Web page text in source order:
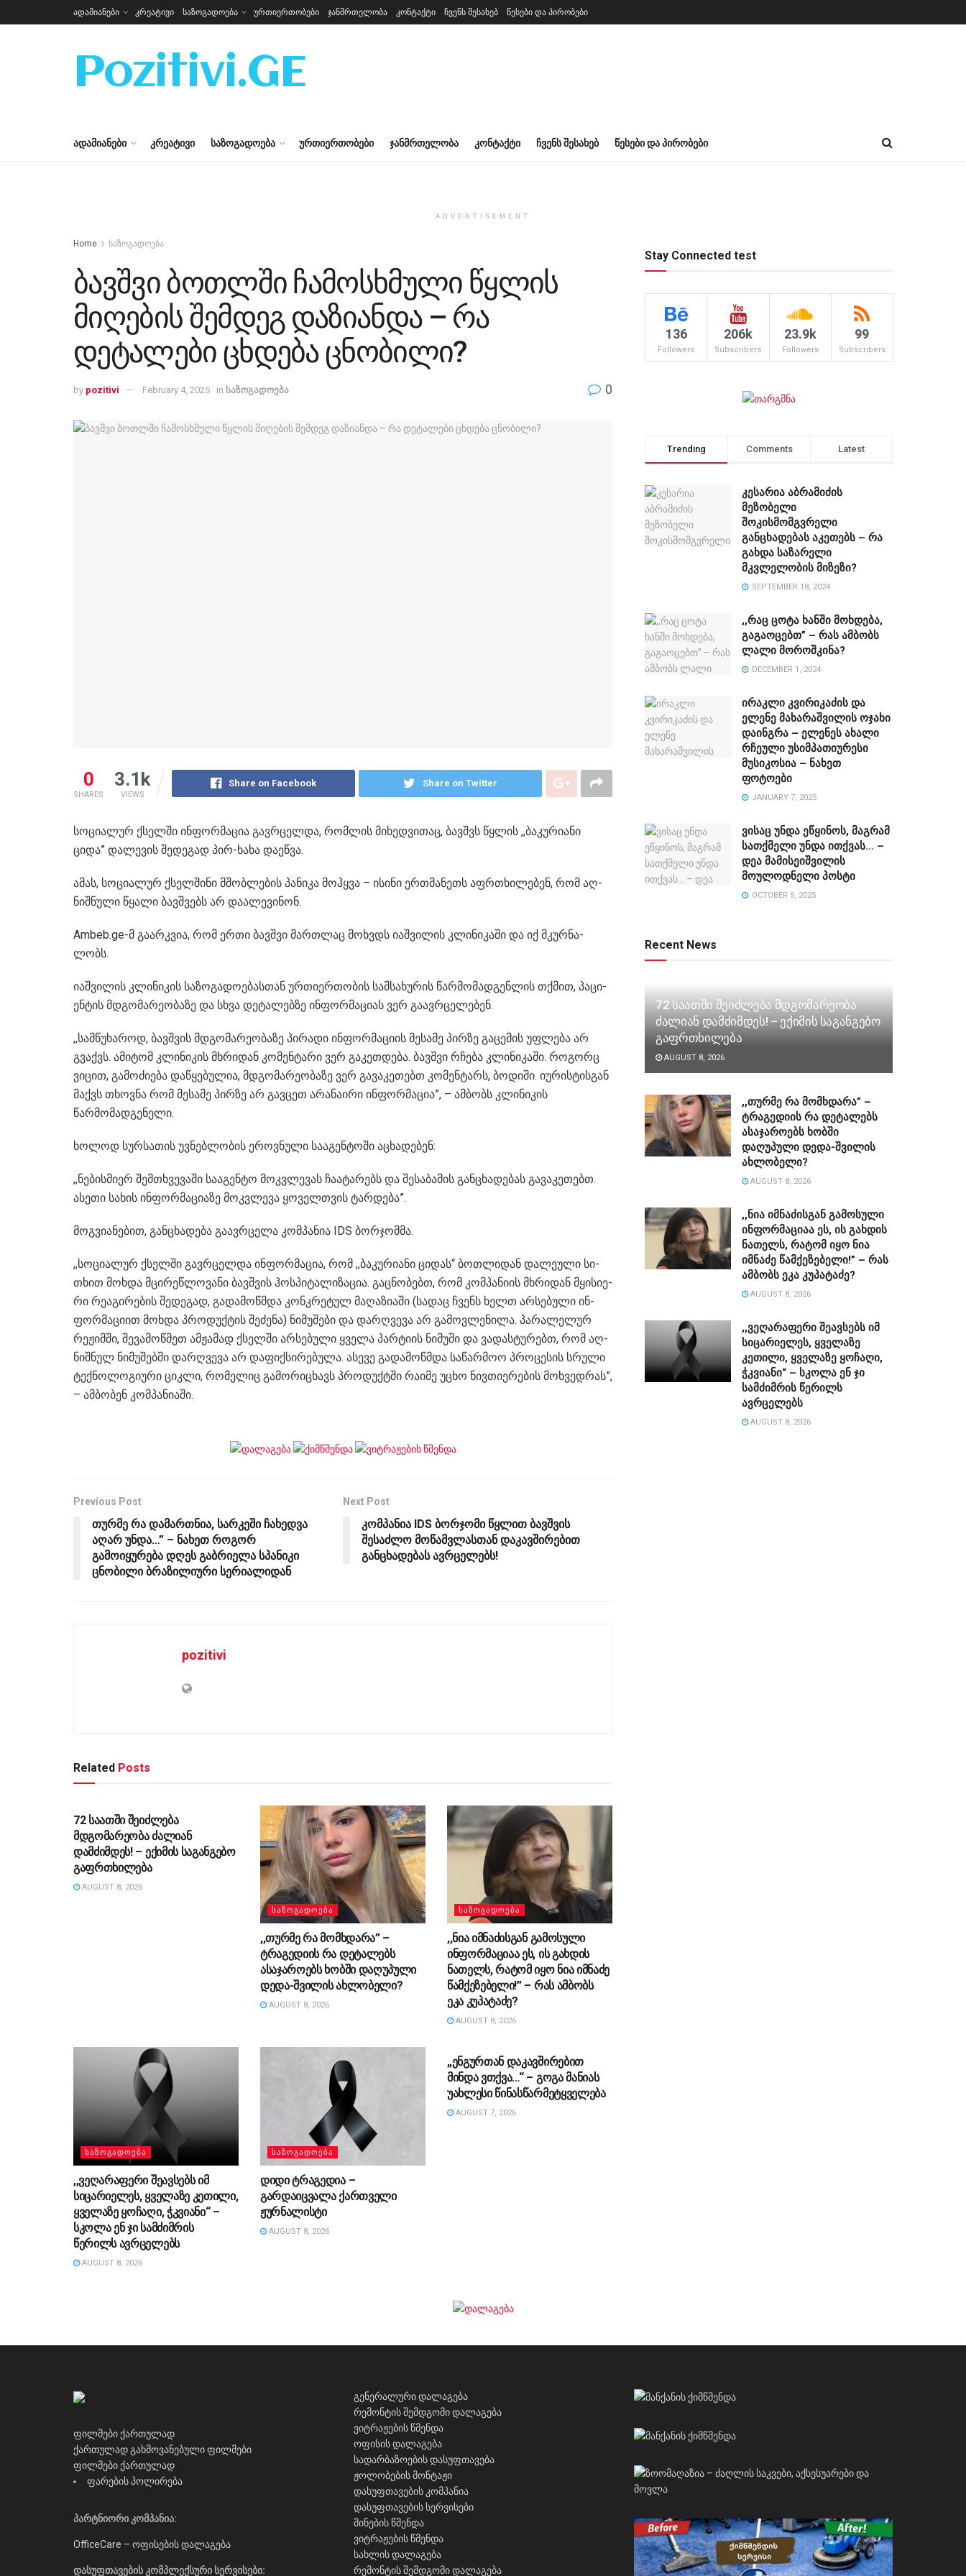
ადამიანები კრეატივი საზოგადოება ურთიერთობები ჯანმრთელობა კონტაქტი ჩვენს შესახებ წესები და პირობები
Pozitivi.GE
ᲐᲓᲐᲛᲘᲐᲜᲔᲑᲘ ᲙᲠᲔᲐᲢᲘᲕᲘ ᲡᲐᲖᲝᲒᲐᲓᲝᲔᲑᲐ ᲣᲠᲗᲘᲔᲠᲗᲝᲑᲔᲑᲘ ᲯᲐᲜᲛᲠᲗᲔᲚᲝᲑᲐ ᲙᲝᲜᲢᲐᲥᲢᲘ ᲩᲕᲔᲜᲡ ᲨᲔᲡᲐᲮᲔᲑ ᲬᲔᲡᲔᲑᲘ ᲓᲐ ᲞᲘᲠᲝᲑᲔᲑᲘ
ADVERTISEMENT
Home საზოგადოება
ბავშვი ბოთლში ჩამოსხმული წყლის
მიღების შემდეგ დაზიანდა – რა
დეტალები ცხდება ცნობილი?
by pozitivi February 4, 2025 in საზოგადოება 0
0
SHARES
3.1k
VIEWS
Share on Facebook Share on Twitter
სო­ცი­ა­ლურ ქსელ­ში ინფორმაცია გავ­რცელ­და, რომლის მიხედვითაც, ბავ­შვს წყლის ,,ბა­კუ­რი­ა­ნი
ციდა” დალევის შედეგად პირ-ხახა დაეწვა.
ამას, სო­ცი­ა­ლურ ქსელ­შინი­ მშობ­ლე­ბის პანიკა მოჰყვა – ისინი ერ­თმა­ნეთს აფრ­თხი­ლე­ბენ, რომ აღ­
ნიშ­ნუ­ლი წყა­ლი ბავ­შვებს არ და­ა­ლე­ვი­ნონ.
Ambeb.ge-მ გაარკვია, რომ ერთი ბავ­შვი მარ­თლაც მოხვდს იაშ­ვი­ლის კლი­ნი­კა­ში და იქ მკურ­ნა­
ლობს.
იაშ­ვი­ლის კლი­ნი­კის სა­ზო­გა­დო­ე­ბას­თან ურ­თი­ერ­თო­ბის სამ­სა­ხუ­რის წარ­მო­მად­გენლის თქმით, ­პა­ცი­
ენ­ტის მდგო­მა­რე­ო­ბა­ზე და სხვა დე­ტა­ლებ­ზე ინფორმაციას ვერ გაავრცელებენ.
,,სამ­წუ­ხა­როდ, ბავ­შვის მდგო­მა­რე­ო­ბა­ზე პი­რა­დი ინ­ფორ­მა­ცი­ის მე­სა­მე პირ­ზე გა­ცე­მის უფ­ლე­ბა არ
გვაქვს. ამი­ტომ კლი­ნი­კის მხრი­დან კო­მენ­ტა­რი ვერ გა­კეთ­დე­ბა. ბავ­შვი რჩე­ბა კლი­ნი­კა­ში. რო­გორც
ვი­ცით, გა­მო­ძი­ე­ბა და­წყე­ბუ­ლია, მდგო­მა­რე­ო­ბა­ზე ვერ გა­ვა­კე­თებთ კო­მენ­ტარს, ბო­დი­ში. იუ­რის­ტის­გან
მაქვს თხოვ­ნა რომ მე­სა­მე პირ­ზე არ გავ­ცეთ არა­ნა­ი­რი ინ­ფორ­მა­ცია”, – ამბობს კლინიკის
წარმომადგენელი.
ხოლოდ სურ­სა­თის უვ­ნებ­ლო­ბის ეროვ­ნუ­ლი სა­ა­გენ­ტოში აცხადებენ:
,,ნე­ბის­მი­ერ შემ­თხვე­ვა­ში სა­ა­გენ­ტო მოკ­ვლე­ვას ჩა­ა­ტა­რებს და შე­სა­ბა­მის გან­ცხა­დე­ბას გა­ვა­კე­თებთ.
ასე­თი სა­ხის ინ­ფორ­მა­ცი­ა­ზე მოკ­ვლე­ვა ყო­ველ­თვის ტარ­დე­ბა”.
მოგვიანებით, განცხადება გაავრცელა კომპანია IDS ბორ­ჯო­მმა.
,,სო­ცი­ა­ლურ ქსელ­ში გავ­რცელ­და ინ­ფორ­მა­ცია, რომ ,,ბა­კუ­რი­ა­ნი ცი­დას“ ბოთ­ლი­დან და­ლე­უ­ლი სი­
თხით მოხ­და მცი­რე­წლო­ვა­ნი ბავ­შვის ჰოს­პი­ტა­ლი­ზა­ცია. გაც­ნო­ბებთ, რომ კომ­პა­ნი­ის მხრი­დან მყი­სი­ე­
რი რე­ა­გი­რე­ბის შე­დე­გად, გა­და­მოწ­მდა კონ­კრე­ტულ მა­ღა­ზი­ა­ში (სა­დაც ჩვენს ხელთ არ­სე­ბუ­ლი ინ­
ფორ­მა­ცი­ით მოხ­და პრო­დუქ­ტის შე­ძე­ნა) ნი­მუ­შე­ბი და დარ­ღვე­ვა არ გა­მოვ­ლე­ნი­ლა. პა­რა­ლე­ლურ
რე­ჟიმ­ში, შე­ვა­მოწ­მეთ ამ­ჟა­მად ქსელ­ში არ­სე­ბუ­ლი ყვე­ლა პარ­ტი­ის ნი­მუ­ში და ვა­დას­ტუ­რებთ, რომ აღ­
ნიშ­ნულ ნი­მუ­შებ­ში დარ­ღვე­ვა არ და­ფიქ­სი­რე­ბუ­ლა. ასე­ვე გა­და­მოწ­მდა სა­წარ­მოო პრო­ცე­სის სრუ­ლი
ტექ­ნო­ლო­გი­უ­რი ციკ­ლი, რო­მე­ლიც გა­მო­რი­ცხავს პრო­დუქ­ტში რა­ი­მე უცხო ნივ­თი­ე­რე­ბის მოხ­ვედ­რას”,
– ამბობენ კომპანიაში.
Previous Post
თურმე რა დამართნია, სარკეში ჩახედვა
აღარ უნდა…” – ნახეთ როგორ
გამოიყურება დღეს გაბრიელა სპანიკი
ცნობილი ბრაზილიური სერიალიდან
Next Post
კომპანია IDS ბორჯომი წყლით ბავშვის
შესაძლო მოწამვლასთან დაკავშირებით
განცხადებას ავრცელებს!
pozitivi
Related Posts
72 საათში შეიძლება
მდგომარეობა ძალიან
დამძიმდეს! – ექიმის საგანგებო
გაფრთხილება
AUGUST 8, 2026
ᲡᲐᲖᲝᲒᲐᲓᲝᲔᲑᲐ
,,თურმე რა მომხდარა” –
ტრაგედიის რა დეტალებს
ასაჯაროებს ხობში დაღუპული
დედა-შვილის ახლობელი?
AUGUST 8, 2026
ᲡᲐᲖᲝᲒᲐᲓᲝᲔᲑᲐ
,,ნია იმნაძისგან გამოსული
ინფორმაციაა ეს, ის გახდის
ნათელს, რატომ იყო ნია იმნაძე
წამქეზებელი!” – რას ამბობს
ეკა კუპატაძე?
AUGUST 8, 2026
ᲡᲐᲖᲝᲒᲐᲓᲝᲔᲑᲐ
,,ვეღარაფერი შეავსებს იმ
სიცარიელეს, ყველაზე კეთილი,
ყველაზე ყოჩაღი, ჭკვიანი“ –
სკოლა ენ ჯი სამძიმრის
წერილს ავრცელებს
AUGUST 8, 2026
ᲡᲐᲖᲝᲒᲐᲓᲝᲔᲑᲐ
დიდი ტრაგედია –
გარდაიცვალა ქართველი
ჟურნალისტი
AUGUST 8, 2026
„ენგურთან დაკავშირებით
მინდა ვთქვა…“ – გოგა მანიას
უახლესი წინასწარმეტყველება
AUGUST 7, 2026
Stay Connected test
136
Followers
206k
Subscribers
23.9k
Followers
99
Subscribers
Trending Comments Latest
კესარია აბრამიძის
მეზობელი
შოკისმომგვრელი
განცხადებას აკეთებს – რა
გახდა საზარელი
მკვლელობის მიზეზი?
SEPTEMBER 18, 2024
,,რაც ცოტა ხანში მოხდება,
გაგაოცებთ” – რას ამბობს
ლალი მოროშკინა?
DECEMBER 1, 2024
ირაკლი კვირიკაძის და
ელენე მახარაშვილის ოჯახი
დაინგრა – ელენეს ახალი
რჩეული უსიმპათიურესი
მუსიკოსია – ნახეთ
ფოტოები
JANUARY 7, 2025
ვისაც უნდა ეწყინოს, მაგრამ
სათქმელი უნდა ითქვას… –
დეა მამისეიშვილის
მოულოდნელი პოსტი
OCTOBER 5, 2025
Recent News
72 საათში შეიძლება მდგომარეობა
ძალიან დამძიმდეს! – ექიმის საგანგებო
გაფრთხილება
AUGUST 8, 2026
,,თურმე რა მომხდარა” –
ტრაგედიის რა დეტალებს
ასაჯაროებს ხობში
დაღუპული დედა-შვილის
ახლობელი?
AUGUST 8, 2026
,,ნია იმნაძისგან გამოსული
ინფორმაციაა ეს, ის გახდის
ნათელს, რატომ იყო ნია
იმნაძე წამქეზებელი!” – რას
ამბობს ეკა კუპატაძე?
AUGUST 8, 2026
,,ვეღარაფერი შეავსებს იმ
სიცარიელეს, ყველაზე
კეთილი, ყველაზე ყოჩაღი,
ჭკვიანი“ – სკოლა ენ ჯი
სამძიმრის წერილს
ავრცელებს
AUGUST 8, 2026
ფილმები ქართულად
ქართულად გახმოვანებული ფილმები
ფილმები ქართულად
ფარების პოლირება
პარტნიორი კომპანია:
OfficeCare – ოფისების დალაგება
დასუფთავების კომპლექსური სერვისები:
გენერალური დალაგება
რემონტის შემდგომი დალაგება
ვიტრაჟების წმენდა
ოფისის დალაგება
სადარბაზოების დასუფთავება
ჟოლობების მონტაჟი
დასუფთავების კომპანია
დასუფთავების სერვისები
მინების წმენდა
ვიტრაჟების წმენდა
სახლის დალაგება
რემონტის შემდგომი დალაგება